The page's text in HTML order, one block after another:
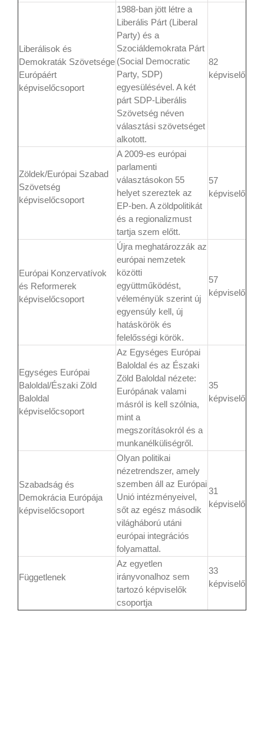
Liberálisok és
Demokraták Szövetsége
Európáért
képviselőcsoport
1988-ban jött létre a
Liberális Párt (Liberal
Party) és a
Szociáldemokrata Párt
(Social Democratic
Party, SDP)
egyesülésével. A két
párt SDP-Liberális
Szövetség néven
választási szövetséget
alkotott.
82
képviselő
Zöldek/Európai Szabad
Szövetség
képviselőcsoport
A 2009-es európai
parlamenti
választásokon 55
helyet szereztek az
EP-ben. A zöldpolitikát
és a regionalizmust
tartja szem előtt.
57
képviselő
Európai Konzervatívok
és Reformerek
képviselőcsoport
Újra meghatározzák az
európai nemzetek
közötti
együttműködést,
véleményük szerint új
egyensúly kell, új
hatáskörök és
felelősségi körök.
57
képviselő
Egységes Európai
Baloldal/Északi Zöld
Baloldal
képviselőcsoport
Az Egységes Európai
Baloldal és az Északi
Zöld Baloldal nézete:
Európának valami
másról is kell szólnia,
mint a
megszorításokról és a
munkanélküliségről.
35
képviselő
Szabadság és
Demokrácia Európája
képviselőcsoport
Olyan politikai
nézetrendszer, amely
szemben áll az Európai
Unió intézményeivel,
sőt az egész második
világháború utáni
európai integrációs
folyamattal.
31
képviselő
Függetlenek
Az egyetlen
irányvonalhoz sem
tartozó képviselők
csoportja
33
képviselő